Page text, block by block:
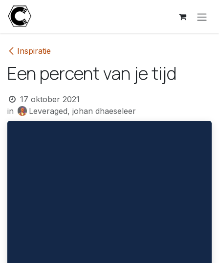
Overslaan naar inhoud
Inspiratie
Een percent van je tijd
17 oktober 2021
in
Leveraged, johan dhaeseleer